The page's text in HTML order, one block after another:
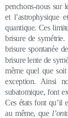
penchons-nous sur
et l’astrophysique
quantique. Ces
brisure de
brisure spontanée
brisure lente de
même quel que
exception. Ainsi
subatomique, font
Ces états font qu’il
au même, que